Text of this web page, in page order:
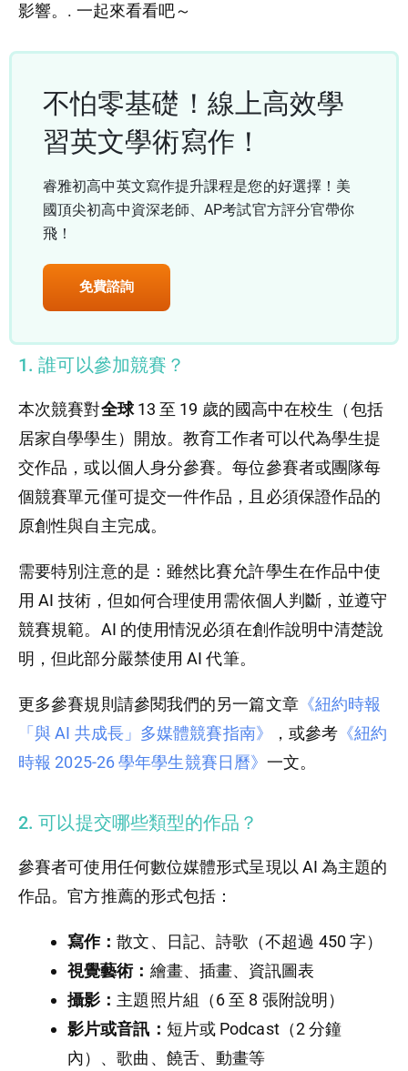
影響。 . 一起來看看吧～
不怕零基礎！線上高效學
習英文學術寫作！
睿雅初高中英文寫作提升課程是您的好選擇！美
國頂尖初高中資深老師、AP考試官方評分官帶你
飛！
免費諮詢
1. 誰可以參加競賽？
本次競賽對全球13 至 19 歲的國高中在校生（包括
居家自學學生）開放。教育工作者可以代為學生提
交作品，或以個人身分參賽。每位參賽者或團隊每
個競賽單元僅可提交一件作品，且必須保證作品的
原創性與自主完成。
需要特別注意的是：雖然比賽允許學生在作品中使
用 AI 技術，但如何合理使用需依個人判斷，並遵守
競賽規範。AI 的使用情況必須在創作說明中清楚說
明，但此部分嚴禁使用 AI 代筆。
更多參賽規則請參閱我們的另一篇文章《紐約時報
「與 AI 共成長」多媒體競賽指南》
，或參考 《紐約
時報 2025-26 學年學生競賽日曆》 一文。
2. 可以提交哪些類型的作品？
參賽者可使用任何數位媒體形式呈現以 AI 為主題的
作品。官方推薦的形式包括：
寫作：散文、日記、詩歌（不超過 450 字）
視覺藝術： 繪畫、插畫、資訊圖表
攝影： 主題照片組（6 至 8 張附說明）
影片或音訊： 短片或 Podcast（2 分鐘
內）、歌曲、饒舌、動畫等